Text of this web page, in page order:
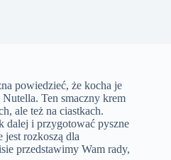
powiedzieć, że kocha je
Ten smaczny krem
ale też na ciastkach.
dalej i przygotować pyszne
rozkoszą dla
przedstawimy Wam rady,